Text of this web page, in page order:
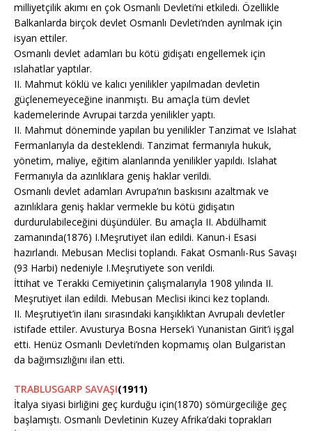
milliyetçilik akımı en çok Osmanlı Devleti’ni etkiledi. Özellikle
Balkanlarda birçok devlet Osmanlı Devleti’nden ayrılmak için
isyan ettiler.
Osmanlı devlet adamları bu kötü gidişatı engellemek için
ıslahatlar yaptılar.
II. Mahmut köklü ve kalıcı yenilikler yapılmadan devletin
güçlenemeyeceğine inanmıştı. Bu amaçla tüm devlet
kademelerinde Avrupai tarzda yenilikler yaptı.
II. Mahmut döneminde yapılan bu yenilikler Tanzimat ve Islahat
Fermanlarıyla da desteklendi. Tanzimat fermanıyla hukuk,
yönetim, maliye, eğitim alanlarında yenilikler yapıldı. Islahat
Fermanıyla da azınlıklara geniş haklar verildi.
Osmanlı devlet adamları Avrupa’nın baskısını azaltmak ve
azınlıklara geniş haklar vermekle bu kötü gidişatın
durdurulabileceğini düşündüler. Bu amaçla II. Abdülhamit
zamanında(1876) I.Meşrutiyet ilan edildi. Kanun-i Esasi
hazırlandı. Mebusan Meclisi toplandı. Fakat Osmanlı-Rus Savaşı
(93 Harbi) nedeniyle I.Meşrutiyete son verildi.
İttihat ve Terakki Cemiyetinin çalışmalarıyla 1908 yılında II.
Meşrutiyet ilan edildi. Mebusan Meclisi ikinci kez toplandı.
II. Meşrutiyet’in ilanı sırasındaki karışıklıktan Avrupalı devletler
istifade ettiler. Avusturya Bosna Hersek’i Yunanistan Girit’i işgal
etti. Henüz Osmanlı Devleti’nden kopmamış olan Bulgaristan
da bağımsızlığını ilan etti.
TRABLUSGARP SAVAŞI(1911)
İtalya siyasi birliğini geç kurduğu için(1870) sömürgeciliğe geç
başlamıştı. Osmanlı Devletinin Kuzey Afrika’daki toprakları